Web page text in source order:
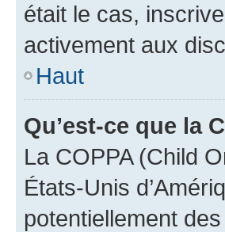
était le cas,
activement aux
Haut
Qu’est-ce que la
La COPPA (Child
États-Unis
potentiellement